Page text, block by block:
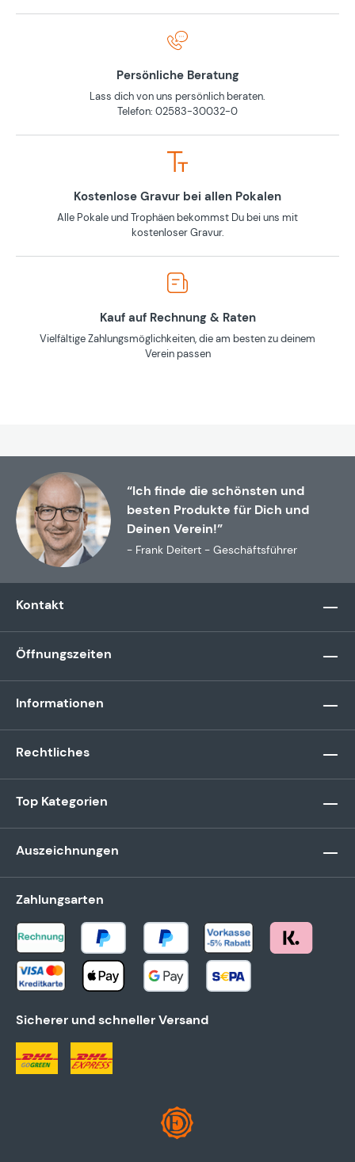
Persönliche Beratung
Lass dich von uns persönlich beraten.
Telefon: 02583-30032-0
Kostenlose Gravur bei allen Pokalen
Alle Pokale und Trophäen bekommst Du bei uns mit
kostenloser Gravur.
Kauf auf Rechnung & Raten
Vielfältige Zahlungsmöglichkeiten, die am besten zu deinem
Verein passen
“Ich finde die schönsten und
besten Produkte für Dich und
Deinen Verein!”
- Frank Deitert - Geschäftsführer
Kontakt
Öffnungszeiten
Informationen
Rechtliches
Top Kategorien
Auszeichnungen
Zahlungsarten
Sicherer und schneller Versand